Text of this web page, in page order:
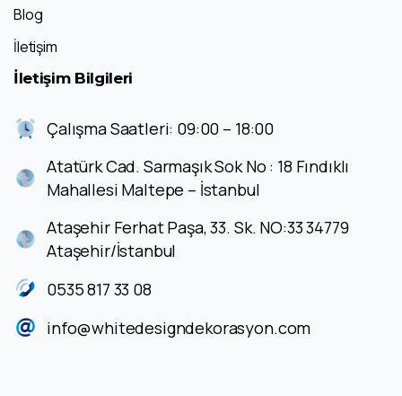
Blog
İletişim
İletişim Bilgileri
Çalışma Saatleri: 09:00 – 18:00
Atatürk Cad. Sarmaşık Sok No : 18 Fındıklı
Mahallesi Maltepe – İstanbul
Ataşehir Ferhat Paşa, 33. Sk. NO:33 34779
Ataşehir/İstanbul
0535 817 33 08
info@whitedesigndekorasyon.com